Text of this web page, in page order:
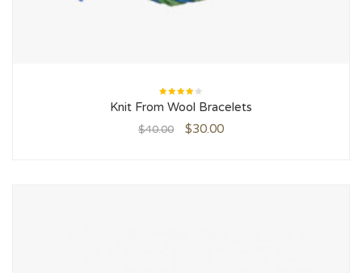
Rated
4.00
Knit From Wool Bracelets
$40.00 $30.00